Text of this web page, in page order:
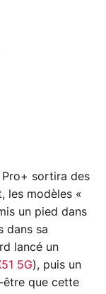
Pro+ sortira des
les modèles «
un pied dans
dans sa
lancé un
5G), puis un
être que cette